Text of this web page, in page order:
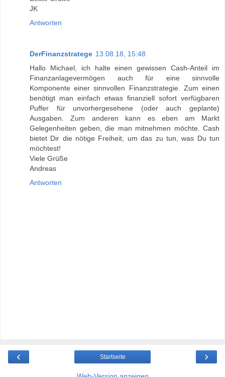
JK
Antworten
DerFinanzstratege 13.08.18, 15:48
Hallo Michael, ich halte einen gewissen Cash-Anteil im
Finanzanlagevermögen auch für eine sinnvolle
Komponente einer sinnvollen Finanzstrategie. Zum einen
benötigt man einfach etwas finanziell sofort verfügbaren
Puffer für unvorhergesehene (oder auch geplante)
Ausgaben. Zum anderen kann es eben am Markt
Gelegenheiten geben, die man mitnehmen möchte. Cash
bietet Dir die nötige Freiheit, um das zu tun, was Du tun
möchtest!
Viele Grüße
Andreas
Antworten
‹ ›
Startseite